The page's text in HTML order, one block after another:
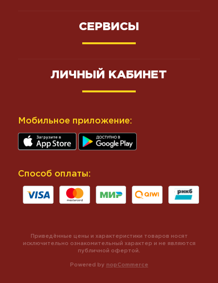
СЕРВИСЫ
ЛИЧНЫЙ КАБИНЕТ
Мобильное приложение:
Способ оплаты:
Powered by nopCommerce
Приведённые цены и характеристики товаров носят
исключительно ознакомительный характер и не являются
публичной офертой.